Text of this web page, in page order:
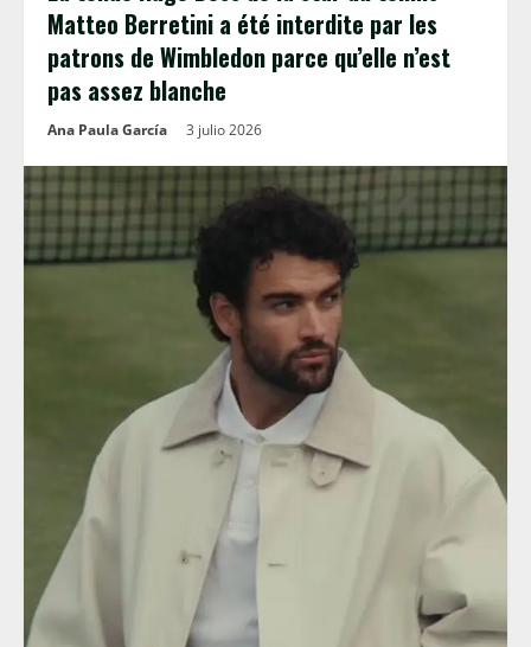
Matteo Berretini a été interdite par les
patrons de Wimbledon parce qu’elle n’est
pas assez blanche
Ana Paula García 3 julio 2026